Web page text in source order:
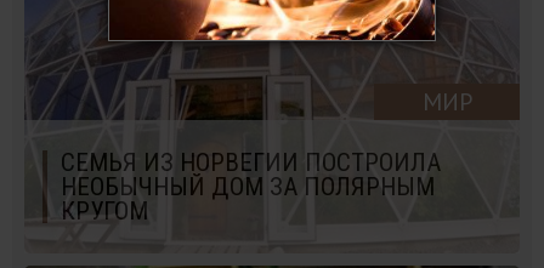
МИР
СЕМЬЯ ИЗ НОРВЕГИИ ПОСТРОИЛА
НЕОБЫЧНЫЙ ДОМ ЗА ПОЛЯРНЫМ
КРУГОМ